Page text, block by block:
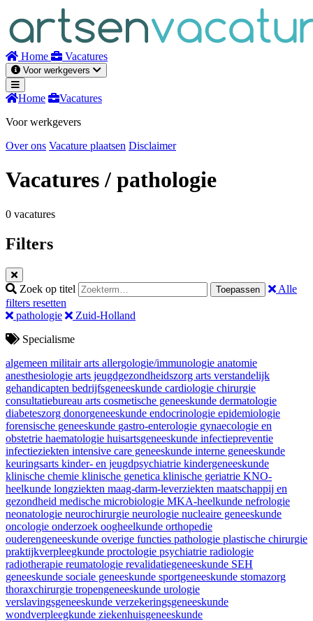
inhoud
Home Vacatures
Voor werkgevers
Home
Vacatures
Voor werkgevers
Over ons Vacature plaatsen Disclaimer
Vacatures/ pathologie
0 vacatures
Filters
Zoek op titel Toepassen
Alle
filters resetten
pathologie
Zuid-Holland
Specialisme
algemeen militair arts allergologie/immunologie anatomie
anesthesiologie arts jeugdgezondheidszorg arts verstandelijk
gehandicapten bedrijfsgeneeskunde cardiologie chirurgie
consultatiebureau arts cosmetische geneeskunde dermatologie
diabeteszorg donorgeneeskunde endocrinologie epidemiologie
forensische geneeskunde gastro-enterologie gynaecologie en
obstetrie haematologie huisartsgeneeskunde infectiepreventie
infectieziekten intensive care geneeskunde interne geneeskunde
keuringsarts kinder- en jeugdpsychiatrie kindergeneeskunde
klinische chemie klinische genetica klinische geriatrie KNO-
heelkunde longziekten maag-darm-leverziekten maatschappij en
gezondheid medische microbiologie MKA-heelkunde nefrologie
neonatologie neurochirurgie neurologie nucleaire geneeskunde
oncologie onderzoek oogheelkunde orthopedie
ouderengeneeskunde overige functies pathologie plastische chirurgie
praktijkverpleegkunde proctologie psychiatrie radiologie
radiotherapie reumatologie revalidatiegeneeskunde SEH
geneeskunde sociale geneeskunde sportgeneeskunde stomazorg
thoraxchirurgie tropengeneeskunde urologie
verslavingsgeneeskunde verzekeringsgeneeskunde
wondverpleegkunde ziekenhuisgeneeskunde